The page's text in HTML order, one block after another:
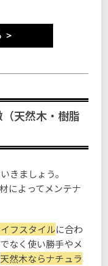
＞
天然木・樹脂
きましょう。
によってメンテナ
フスタイルに合わ
なく使い勝手やメ
天然木ならナチュラ